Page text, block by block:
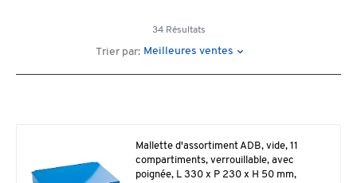
34 Résultats
Trier par: Meilleures ventes
Mallette d'assortiment ADB, vide, 11
compartiments, verrouillable, avec
poignée, L 330 x P 230 x H 50 mm,